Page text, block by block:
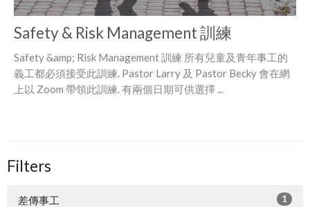
Safety & Risk Management 訓練
Safety &amp; Risk Management 訓練 所有兒童及青年事工的
義工都必須接受此訓練. Pastor Larry 及 Pastor Becky 會在網
上以 Zoom 帶領此訓練. 有兩個日期可供選擇 ...
Filters
差傳事工 1